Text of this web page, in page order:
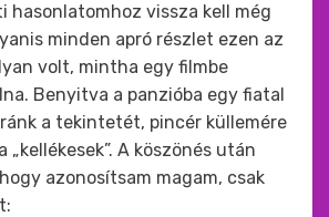
hasonlatomhoz vissza kell még
minden apró részlet ezen az
volt, mintha egy filmbe
Benyitva a panzióba egy fiatal
a tekintetét, pincér küllemére
„kellékesek”. A köszönés után
azonosítsam magam, csak